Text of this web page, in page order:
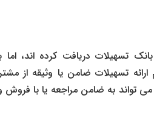
تسهیلات دریافت کرده اند، اما
تسهیلات ضامن یا وثیقه از
تواند به ضامن مراجعه یا با